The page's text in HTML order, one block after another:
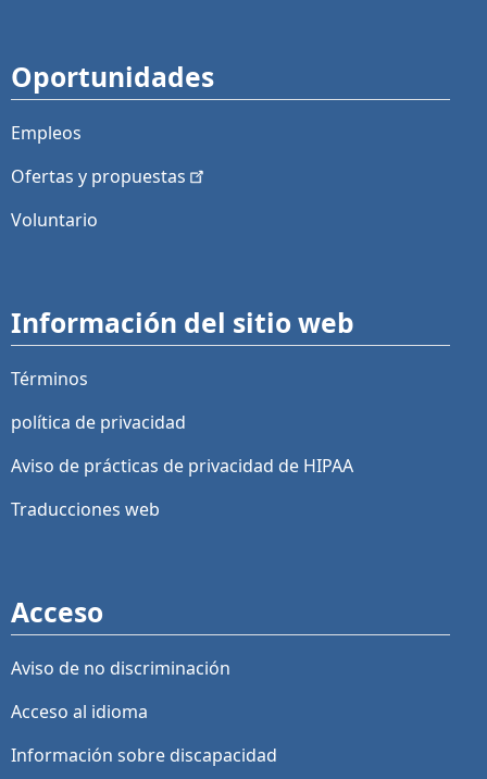
Oportunidades
Empleos
Ofertas y propuestas
Voluntario
Información del sitio web
Términos
política de privacidad
Aviso de prácticas de privacidad de HIPAA
Traducciones web
Acceso
Aviso de no discriminación
Acceso al idioma
Información sobre discapacidad